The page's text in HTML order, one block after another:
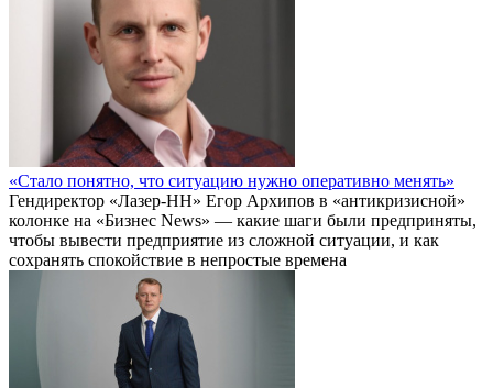
«Стало понятно, что ситуацию нужно оперативно менять»
Гендиректор «Лазер-НН» Егор Архипов в «антикризисной»
колонке на «Бизнес News» — какие шаги были предприняты,
чтобы вывести предприятие из сложной ситуации, и как
сохранять спокойствие в непростые времена